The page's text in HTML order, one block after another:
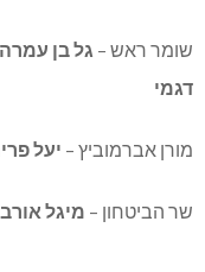
שומר ראש – גל בן עמרה
דגמי
מורן אברמוביץ – יעל
שר הביטחון – מיגל